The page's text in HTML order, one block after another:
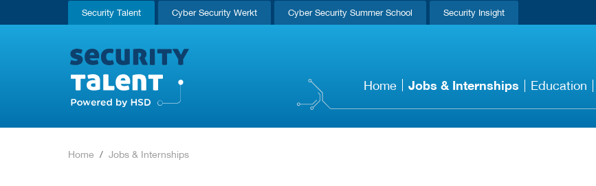
Security Talent Cyber Security Werkt Cyber Security Summer School Security Insight
Home Jobs & Internships Education
Home Jobs & Internships